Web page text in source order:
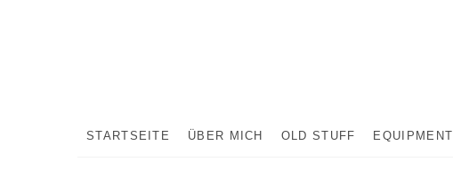
STARTSEITE ÜBER MICH OLD STUFF EQUIPMENT